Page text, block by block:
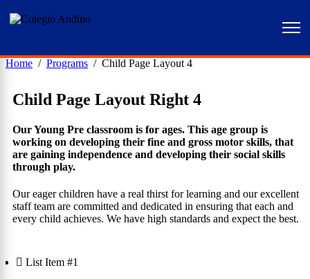
Home Programs Child Page Layout 4
Child Page Layout Right 4​
Our Young Pre classroom is for ages. This age group is
working on developing their fine and gross motor skills, that
are gaining independence and developing their social skills
through play.
Our eager children have a real thirst for learning and our excellent
staff team are committed and dedicated in ensuring that each and
every child achieves. We have high standards and expect the best.
List Item #1